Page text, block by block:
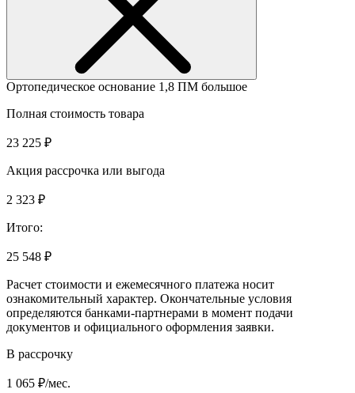
Ортопедическое основание 1,8 ПМ большое
Полная стоимость товара
23 225 ₽
Акция рассрочка или выгода
2 323 ₽
Итого:
25 548 ₽
Расчет стоимости и ежемесячного платежа носит
ознакомительный характер. Окончательные условия
определяются банками-партнерами в момент подачи
документов и официального оформления заявки.
В рассрочку
1 065 ₽/мес.